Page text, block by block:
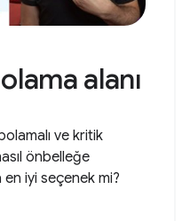
alanı
ve kritik
önbelleğe
en iyi seçenek mi?